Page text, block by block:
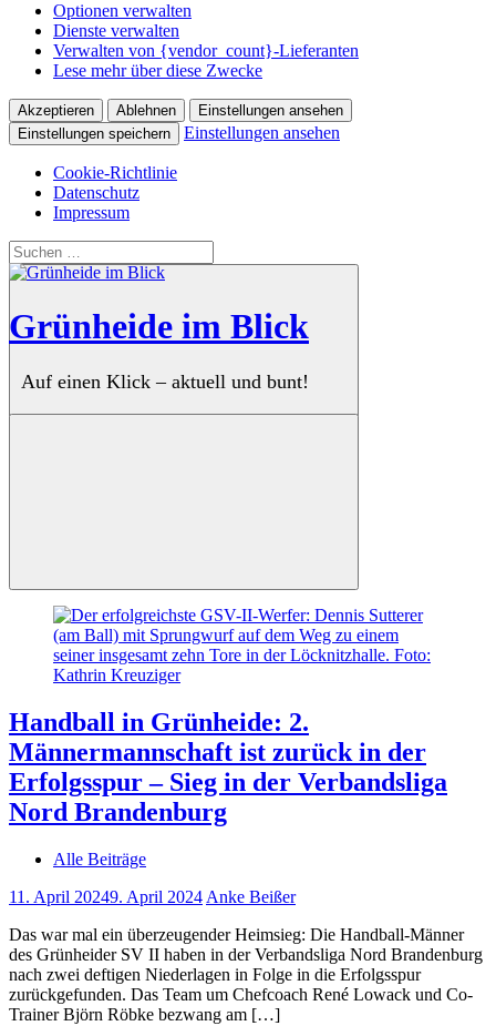
Optionen verwalten
Dienste verwalten
Verwalten von {vendor_count}-Lieferanten
Lese mehr über diese Zwecke
Akzeptieren Ablehnen
Einstellungen ansehen
Einstellungen speichern
Einstellungen ansehen
Cookie-Richtlinie
Datenschutz
Impressum
Zum
Inhalt
Grünheide im Blick
Auf einen Klick – aktuell und bunt!
Suchen
nach:
Handball in Grünheide: 2.
Männermannschaft ist zurück in der
Erfolgsspur – Sieg in der Verbandsliga
Nord Brandenburg
Alle Beiträge
11. April 20249. April 2024 Anke Beißer
Das war mal ein überzeugender Heimsieg: Die Handball-Männer
des Grünheider SV II haben in der Verbandsliga Nord Brandenburg
nach zwei deftigen Niederlagen in Folge in die Erfolgsspur
zurückgefunden. Das Team um Chefcoach René Lowack und Co-
Trainer Björn Röbke bezwang am […]